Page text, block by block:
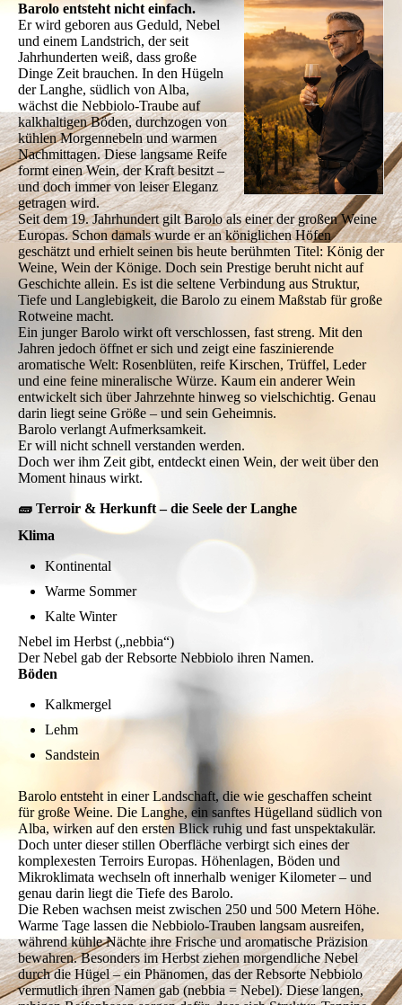
Barolo entsteht nicht einfach.
Er wird geboren aus Geduld, Nebel
und einem Landstrich, der seit
Jahrhunderten weiß, dass große
Dinge Zeit brauchen. In den Hügeln
der Langhe, südlich von Alba,
wächst die Nebbiolo-Traube auf
kalkhaltigen Böden, durchzogen von
kühlen Morgennebeln und warmen
Nachmittagen. Diese langsame Reife
formt einen Wein, der Kraft besitzt –
und doch immer von leiser Eleganz
getragen wird.
Seit dem 19. Jahrhundert gilt Barolo als einer der großen Weine
Europas. Schon damals wurde er an königlichen Höfen
geschätzt und erhielt seinen bis heute berühmten Titel: König der
Weine, Wein der Könige. Doch sein Prestige beruht nicht auf
Geschichte allein. Es ist die seltene Verbindung aus Struktur,
Tiefe und Langlebigkeit, die Barolo zu einem Maßstab für große
Rotweine macht.
Ein junger Barolo wirkt oft verschlossen, fast streng. Mit den
Jahren jedoch öffnet er sich und zeigt eine faszinierende
aromatische Welt: Rosenblüten, reife Kirschen, Trüffel, Leder
und eine feine mineralische Würze. Kaum ein anderer Wein
entwickelt sich über Jahrzehnte hinweg so vielschichtig. Genau
darin liegt seine Größe – und sein Geheimnis.
Barolo verlangt Aufmerksamkeit.
Er will nicht schnell verstanden werden.
Doch wer ihm Zeit gibt, entdeckt einen Wein, der weit über den
Moment hinaus wirkt.
🧱 Terroir & Herkunft – die Seele der Langhe
Klima
Kontinental
Warme Sommer
Kalte Winter
Nebel im Herbst („nebbia“)
Der Nebel gab der Rebsorte Nebbiolo ihren Namen.
Böden
Kalkmergel
Lehm
Sandstein
Barolo entsteht in einer Landschaft, die wie geschaffen scheint
für große Weine. Die Langhe, ein sanftes Hügelland südlich von
Alba, wirken auf den ersten Blick ruhig und fast unspektakulär.
Doch unter dieser stillen Oberfläche verbirgt sich eines der
komplexesten Terroirs Europas. Höhenlagen, Böden und
Mikroklimata wechseln oft innerhalb weniger Kilometer – und
genau darin liegt die Tiefe des Barolo.
Die Reben wachsen meist zwischen 250 und 500 Metern Höhe.
Warme Tage lassen die Nebbiolo-Trauben langsam ausreifen,
während kühle Nächte ihre Frische und aromatische Präzision
bewahren. Besonders im Herbst ziehen morgendliche Nebel
durch die Hügel – ein Phänomen, das der Rebsorte Nebbiolo
vermutlich ihren Namen gab (nebbia = Nebel). Diese langen,